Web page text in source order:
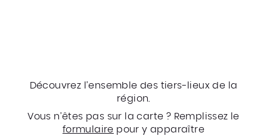
Découvrez l’ensemble des tiers-lieux de la
région.
Vous n’êtes pas sur la carte ? Remplissez le
formulaire pour y apparaître